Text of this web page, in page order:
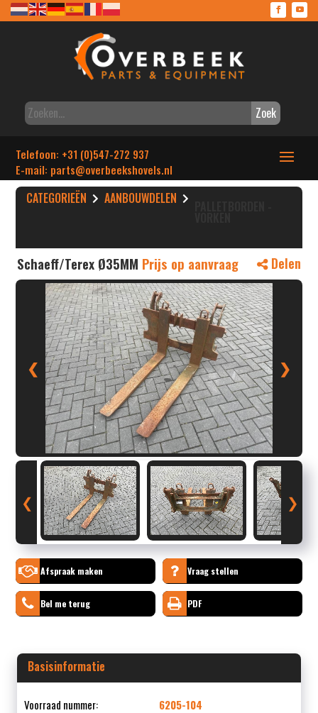
Zoek
Telefoon: +31 (0)547-272 937
E-mail: parts@overbeekshovels.nl
CATEGORIEËN AANBOUWDELEN
Schaeff/Terex Ø35MM Prijs op aanvraag Delen
❮ ❯
❮ ❯
Afspraak maken Vraag stellen
Bel me terug PDF
Basisinformatie
Voorraad nummer:
6205-104